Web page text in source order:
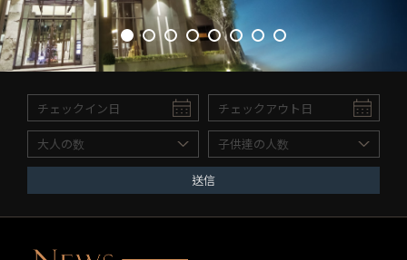
送信